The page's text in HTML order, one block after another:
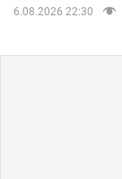
6.08.2026 22:30